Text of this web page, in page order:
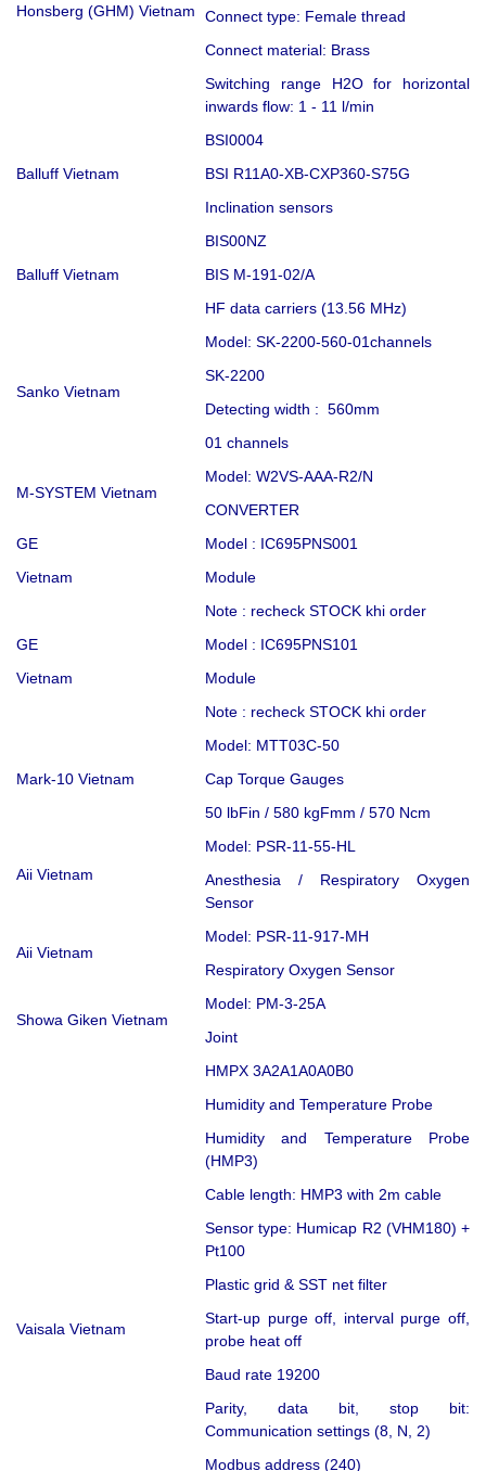
Honsberg (GHM) Vietnam
Connect type: Female thread
Connect material: Brass
Switching range H2O for horizontal
inwards flow: 1 - 11 l/min
Balluff Vietnam
BSI0004
BSI R11A0-XB-CXP360-S75G
Inclination sensors
Balluff Vietnam
BIS00NZ
BIS M-191-02/A
HF data carriers (13.56 MHz)
Sanko Vietnam
Model: SK-2200-560-01channels
SK-2200
Detecting width : 560mm
01 channels
M-SYSTEM Vietnam
Model: W2VS-AAA-R2/N
CONVERTER
GE
Model : IC695PNS001
Vietnam
Module
Note : recheck STOCK khi order
GE
Model : IC695PNS101
Vietnam
Module
Note : recheck STOCK khi order
Mark-10 Vietnam
Model: MTT03C-50
Cap Torque Gauges
50 lbFin / 580 kgFmm / 570 Ncm
Aii Vietnam
Model: PSR-11-55-HL
Anesthesia / Respiratory Oxygen
Sensor
Aii Vietnam
Model: PSR-11-917-MH
Respiratory Oxygen Sensor
Showa Giken Vietnam
Model: PM-3-25A
Joint
Vaisala Vietnam
HMPX 3A2A1A0A0B0
Humidity and Temperature Probe
Humidity and Temperature Probe
(HMP3)
Cable length: HMP3 with 2m cable
Sensor type: Humicap R2 (VHM180) +
Pt100
Plastic grid & SST net filter
Start-up purge off, interval purge off,
probe heat off
Baud rate 19200
Parity, data bit, stop bit:
Communication settings (8, N, 2)
Modbus address (240)